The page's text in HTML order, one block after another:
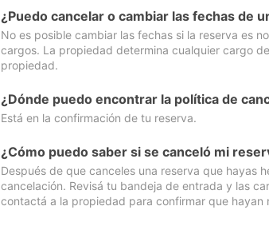
¿Puedo cancelar o cambiar las fechas de
No es posible cambiar las fechas si la reserva es
cargos. La propiedad determina cualquier cargo
propiedad.
¿Dónde puedo encontrar la política de
Está en la confirmación de tu reserva.
¿Cómo puedo saber si se canceló mi
Después de que canceles una reserva que hayas
cancelación. Revisá tu bandeja de entrada y las
contactá a la propiedad para confirmar que hayan